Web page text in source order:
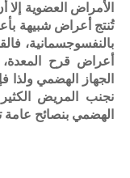
الأمراض العضوية إلا
تُنتج أعراض شبيهة
بالنفسوجسمانية،
أعراض قرح
الجهاز الهضمي ولذا
نجنب المريض
الهضمي بنصائح